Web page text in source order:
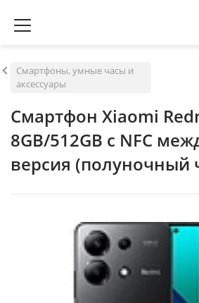
Смартфоны, умные часы и
аксессуары
Смартфон Xiaomi
8GB/512GB с NFC
версия (полуночный